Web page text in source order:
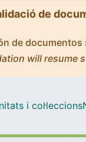
de
de
will
i col·leccions